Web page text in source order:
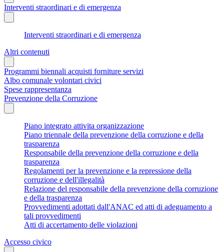
Interventi straordinari e di emergenza
Interventi straordinari e di emergenza
Altri contenuti
Programmi biennali acquisti forniture servizi
Albo comunale volontari civici
Spese rappresentanza
Prevenzione della Corruzione
Piano integrato attivita organizzazione
Piano triennale della prevenzione della corruzione e della
trasparenza
Responsabile della prevenzione della corruzione e della
trasparenza
Regolamenti per la prevenzione e la repressione della
corruzione e dell'illegalità
Relazione del responsabile della prevenzione della corruzione
e della trasparenza
Provvedimenti adottati dall'ANAC ed atti di adeguamento a
tali provvedimenti
Atti di accertamento delle violazioni
Accesso civico